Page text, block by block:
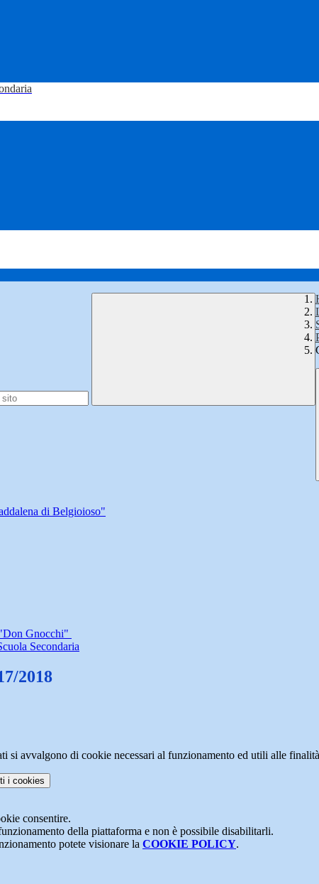
di Belgioioso"
Gnocchi"
Secondaria
2018
si avvalgono di cookie necessari al funzionamento ed utili alle
i cookies
consentire.
della piattaforma e non è possibile disabilitarli.
potete visionare la COOKIE POLICY.